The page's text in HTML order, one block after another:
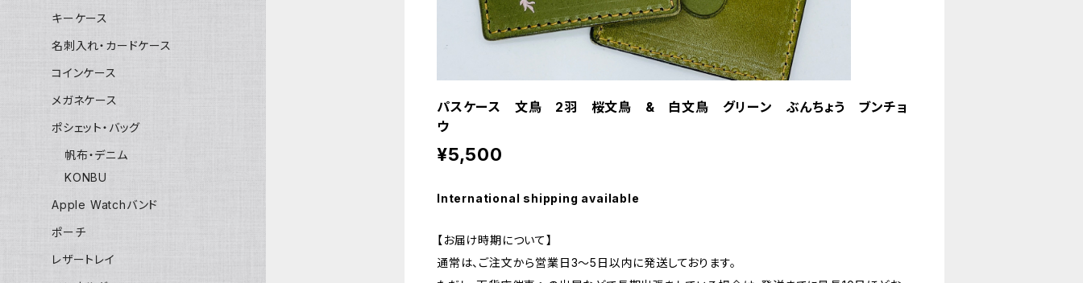
パスケース 文鳥 2羽 桜文鳥 & 白文鳥 グリーン ぶんちょう ブンチョ
ウ
¥5,500
International shipping available
【お届け時期について】
通常は、ご注文から営業日3〜5日以内に発送しております。
キーケース
名刺入れ・カードケース
コインケース
メガネケース
ポシェット・バッグ
帆布・デニム
KONBU
Apple Watchバンド
ポーチ
レザートレイ